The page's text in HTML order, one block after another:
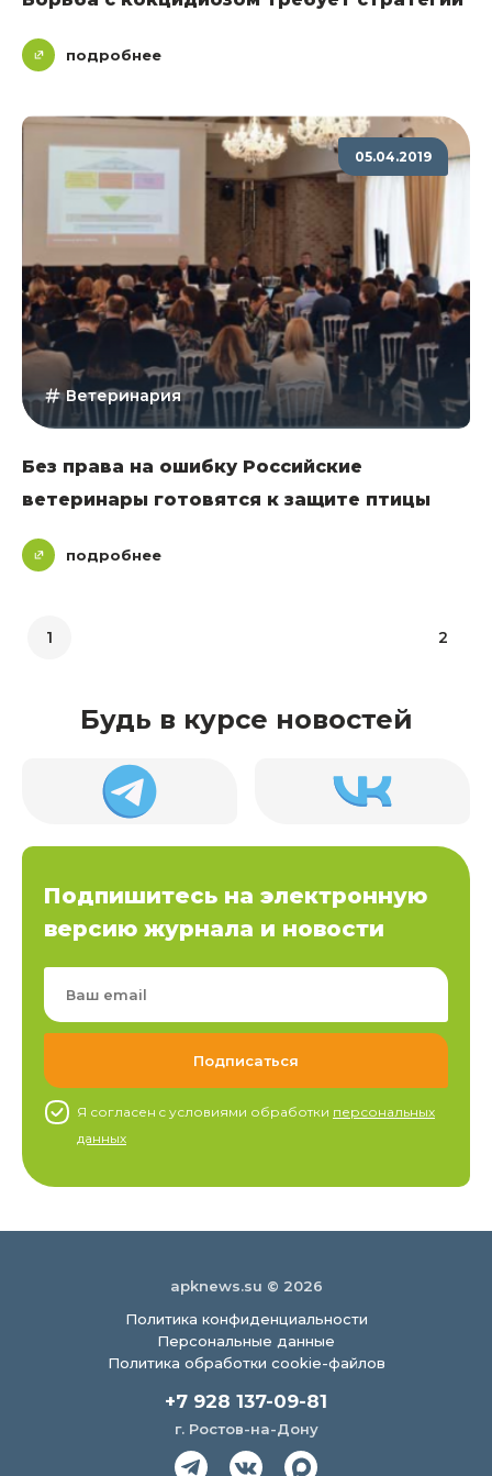
подробнее
05.04.2019
Ветеринария
Без права на ошибку Российские
ветеринары готовятся к защите птицы
подробнее
1 2
Будь в курсе новостей
Подпишитесь на электронную
версию журнала и новости
Я согласен c условиями обработки персональных
данных
apknews.su © 2026
Политика конфиденциальности
Персональные данные
Политика обработки cookie-файлов
+7 928 137-09-81
г. Ростов-на-Дону